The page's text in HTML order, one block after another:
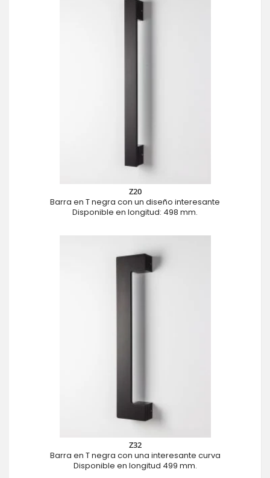
Z20
Barra en T negra con un diseño interesante
Disponible en longitud: 498 mm.
Z32
Barra en T negra con una interesante curva
Disponible en longitud 499 mm.